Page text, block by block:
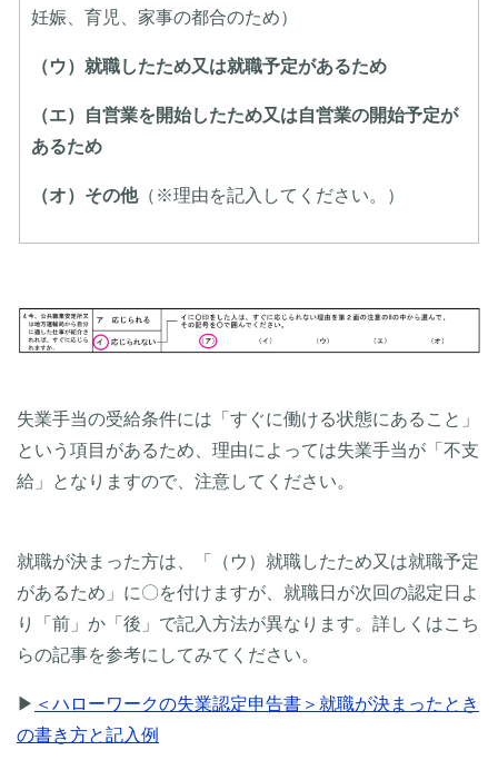
妊娠、育児、家事の都合のため）
（ウ）就職したため又は就職予定があるため
（エ）自営業を開始したため又は自営業の開始予定が
あるため
（オ）その他（※理由を記入してください。）
失業手当の受給条件には「すぐに働ける状態にあること」
という項目があるため、理由によっては失業手当が「不支
給」となりますので、注意してください。
就職が決まった方は、「（ウ）就職したため又は就職予定
があるため」に〇を付けますが、就職日が次回の認定日よ
り「前」か「後」で記入方法が異なります。詳しくはこち
らの記事を参考にしてみてください。
▶ ＜ハローワークの失業認定申告書＞就職が決まったとき
の書き方と記入例